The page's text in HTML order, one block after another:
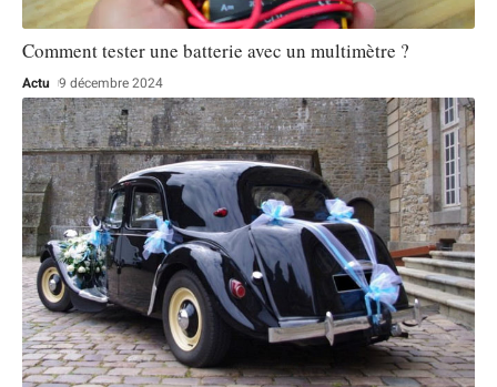
Comment tester une batterie avec un multimètre ?
Actu 9 décembre 2024